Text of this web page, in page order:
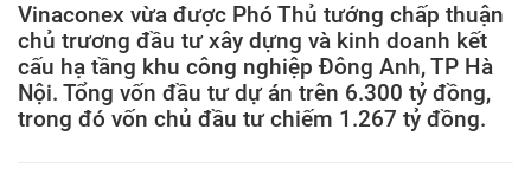
Vinaconex vừa được Phó Thủ tướng chấp thuận
chủ trương đầu tư xây dựng và kinh doanh kết
cấu hạ tầng khu công nghiệp Đông Anh, TP Hà
Nội. Tổng vốn đầu tư dự án trên 6.300 tỷ đồng,
trong đó vốn chủ đầu tư chiếm 1.267 tỷ đồng.